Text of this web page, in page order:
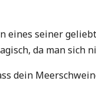
seiner
da man sich
dein